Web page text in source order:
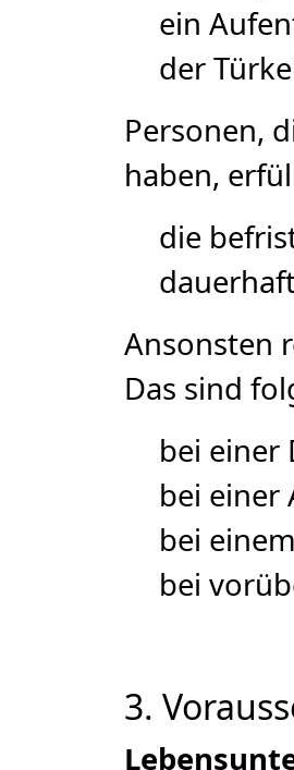
ein
der
Personen,
haben,
die
Ansonsten
Das sind
bei einer
bei einer
bei
bei
3.